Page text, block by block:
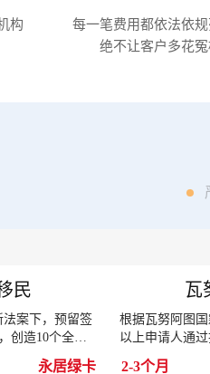
构
每一笔费用都依法依
绝不让客户多花
民
法案下，预留签
创造10个全职
年期的有条件
永居绿卡
瓦
根据瓦努阿图
以上申请人通
获得瓦努阿图公
2-3个月